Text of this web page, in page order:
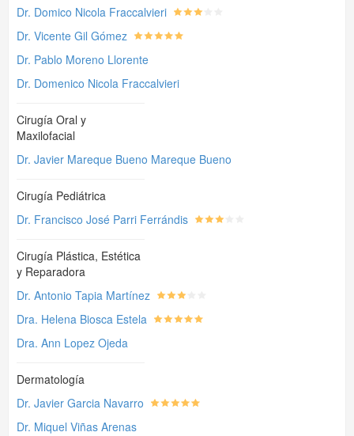
Dr. Domico Nicola Fraccalvieri
Dr. Vicente Gil Gómez
Dr. Pablo Moreno Llorente
Dr. Domenico Nicola Fraccalvieri
Cirugía Oral y
Maxilofacial
Dr. Javier Mareque Bueno Mareque Bueno
Cirugía Pediátrica
Dr. Francisco José Parri Ferrándis
Cirugía Plástica, Estética
y Reparadora
Dr. Antonio Tapia Martínez
Dra. Helena Biosca Estela
Dra. Ann Lopez Ojeda
Dermatología
Dr. Javier Garcia Navarro
Dr. Miquel Viñas Arenas